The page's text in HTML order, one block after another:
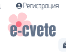
Регистрация